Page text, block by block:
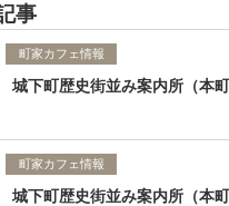
事
町家カフェ情報
下町歴史街並み案内所（本
町家カフェ情報
下町歴史街並み案内所（本